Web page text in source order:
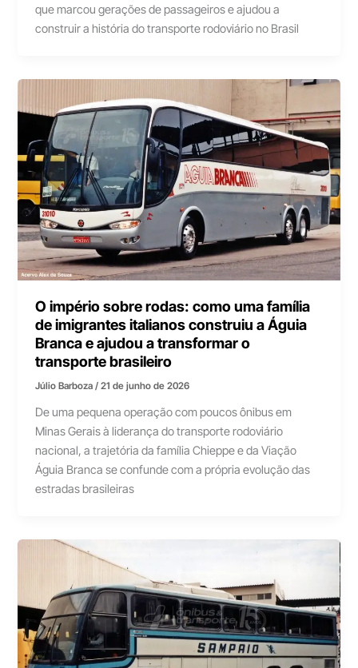
que marcou gerações de passageiros e ajudou a
construir a história do transporte rodoviário no Brasil
O império sobre rodas: como uma família
de imigrantes italianos construiu a Águia
Branca e ajudou a transformar o
transporte brasileiro
Júlio Barboza/21 de junho de 2026
De uma pequena operação com poucos ônibus em
Minas Gerais à liderança do transporte rodoviário
nacional, a trajetória da família Chieppe e da Viação
Águia Branca se confunde com a própria evolução das
estradas brasileiras